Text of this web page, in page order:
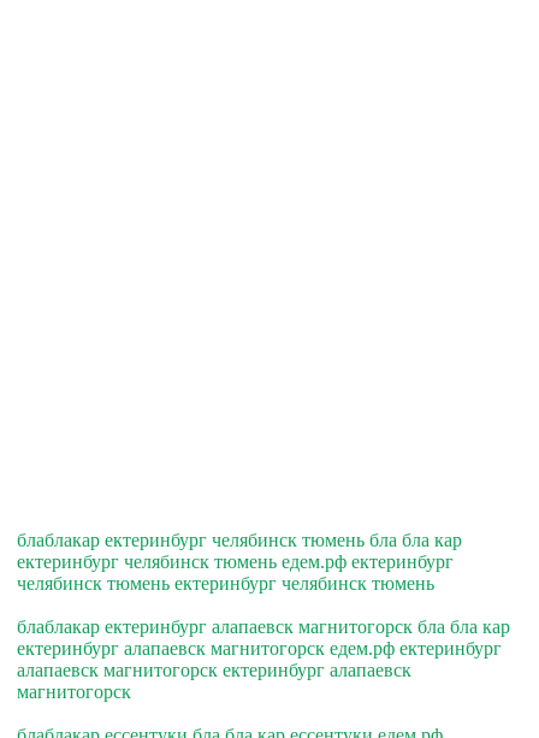
блаблакар ектеринбург челябинск тюмень бла бла кар
ектеринбург челябинск тюмень едем.рф ектеринбург
челябинск тюмень ектеринбург челябинск тюмень
блаблакар ектеринбург алапаевск магнитогорск бла бла кар
ектеринбург алапаевск магнитогорск едем.рф ектеринбург
алапаевск магнитогорск ектеринбург алапаевск
магнитогорск